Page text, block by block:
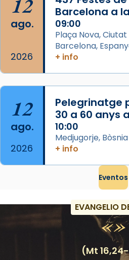
Foto
View on Facebook · Share
12
ago.
2026
Barcelona a
09:00
Plaça Nova,
Barcelona,
+ info
12
ago.
2026
Pelegrinatge
30 a 60 anys
10:00
Medjugorje,
+ info
Eventos
EVANGELIO
(Mt